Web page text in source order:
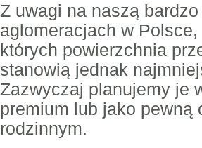
Z uwagi na naszą
aglomeracjach w
których powierzchnia
stanowią jednak
Zazwyczaj planujemy je
premium lub jako pewną
rodzinnym.